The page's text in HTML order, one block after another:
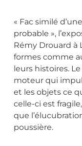
« Fac similé
probable »,
Rémy Drouard à
formes comme
leurs histoires.
moteur qui
et les objets ce
celle-ci est
que
poussière.